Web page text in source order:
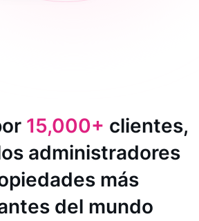
15,000+ clientes,
administradores
más
del mundo